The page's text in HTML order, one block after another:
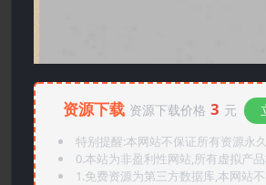
资源下载 资源下载价格 3 元
特别提醒:本网站不保证所有资源永
0.本站为非盈利性网站,所有虚拟产
1.免费资源为第三方数据库,本网站